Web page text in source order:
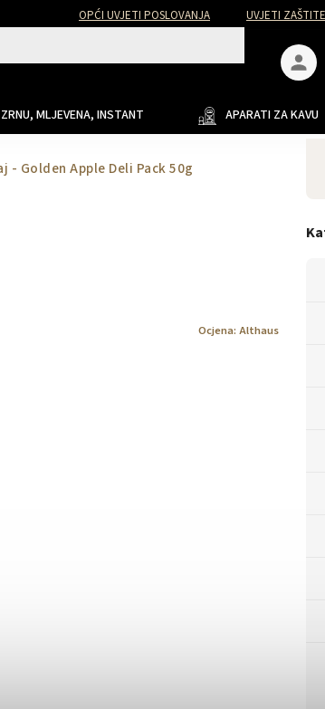
OPĆI UVJETI POSLOVANJA UVJETI
MLJEVENA, INSTANT APARATI ZA KAVU
- Golden Apple Deli Pack 50g
Ocjena: Althaus